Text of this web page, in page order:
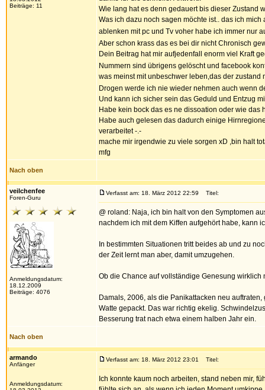
Beiträge: 11
Wie lang hat es denn gedauert bis dieser Zustand
Was ich dazu noch sagen möchte ist.. das ich
ablenken mit pc und Tv voher habe ich immer nur
Aber schon krass das es bei dir nicht Chronisch
Dein Beitrag hat mir aufjedenfall enorm viel Kraft
Nummern sind übrigens gelöscht und facebook
was meinst mit unbeschwer leben,das der zustand
Drogen werde ich nie wieder nehmen auch wenn
Und kann ich sicher sein das Geduld und Entzug
Habe kein bock das es ne dissoation oder wie das
Habe auch gelesen das dadurch einige
verarbeitet -.-
mache mir irgendwie zu viele sorgen xD ,bin halt
mfg
Nach oben
veilchenfee
Foren-Guru
Anmeldungsdatum:
18.12.2009
Beiträge: 4076
Verfasst am: 18. März 2012 22:59 Titel:
@ roland: Naja, ich bin halt von den Symptomen
nachdem ich mit dem Kiffen aufgehört habe, kann
In bestimmten Situationen tritt beides ab und zu
der Zeit lernt man aber, damit umzugehen.
Ob die Chance auf vollständige Genesung wirklich
Damals, 2006, als die Panikattacken neu
Watte gepackt. Das war richtig ekelig.
Besserung trat nach etwa einem halben Jahr ein.
Nach oben
armando
Anfänger
Anmeldungsdatum:
Verfasst am: 18. März 2012 23:01 Titel:
Ich konnte kaum noch arbeiten, stand neben mir,